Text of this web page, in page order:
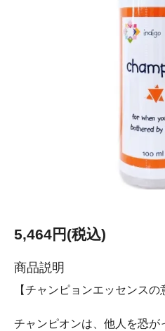
5,464円(税込)
商品説明
【チャンピョンエッセンスの
チャンピオンは、他人を恐が